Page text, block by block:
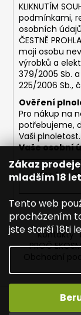
Zákaz
mladším 18
Tento web
procházením
jste starší 18ti
KLIKNUTÍM
podmínkami,
osobních
ČESTNĚ
moji osobu
výrobků a
379/2005 Sb.
225/2006 Sb.,
Ověření
Pro nákup na
potřebujeme,
Vaši plnoletost.
Vaše osobní
PŘIHLÁSIT
Kontakty
PROČ
Obchodní